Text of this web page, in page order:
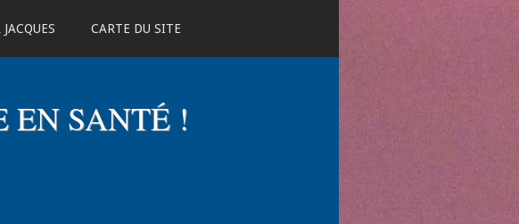
CARTE DU SITE
EN SANTÉ !